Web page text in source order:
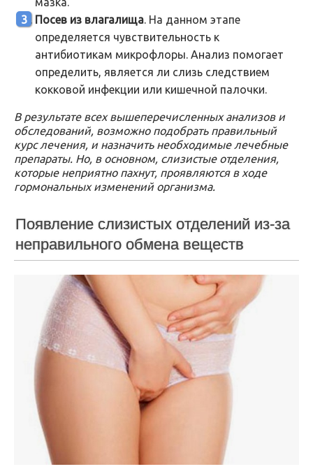
Посев из влагалища. На данном этапе
определяется чувствительность к
антибиотикам микрофлоры. Анализ помогает
определить, является ли слизь следствием
кокковой инфекции или кишечной палочки.
В результате всех вышеперечисленных анализов и
обследований, возможно подобрать правильный
курс лечения, и назначить необходимые лечебные
препараты. Но, в основном, слизистые отделения,
которые неприятно пахнут, проявляются в ходе
гормональных изменений организма.
Появление слизистых отделений из-за
неправильного обмена веществ